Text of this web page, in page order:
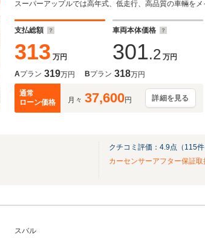
ル レーンアシスト パワーシー
ドランプ
支払総額
313 万円
車両本体価格
301.2 万円
Aプラン 319万円 Bプラン 318万円
通常
ローン価格
月々 37,600円 詳細を見る
クチコミ評価： 4.9 点（ 115件
カーセンサーアフター保証取
スバル